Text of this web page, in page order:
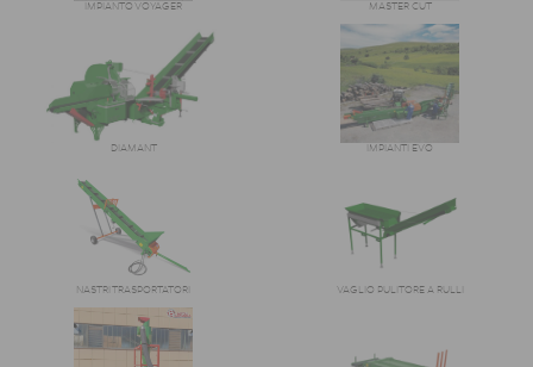
IMPIANTO VOYAGER MASTER CUT
DIAMANT IMPIANTI EVO
NASTRI TRASPORTATORI VAGLIO PULITORE A RULLI